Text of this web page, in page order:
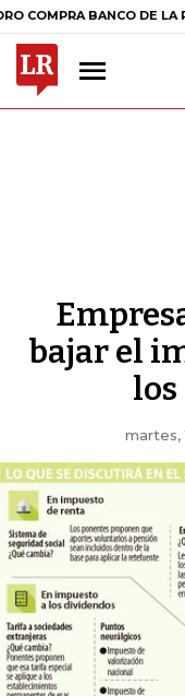
BANCO DE LA
bajar el
martes,